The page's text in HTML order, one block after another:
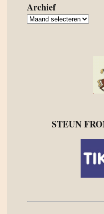
Archief
Archief
STEUN